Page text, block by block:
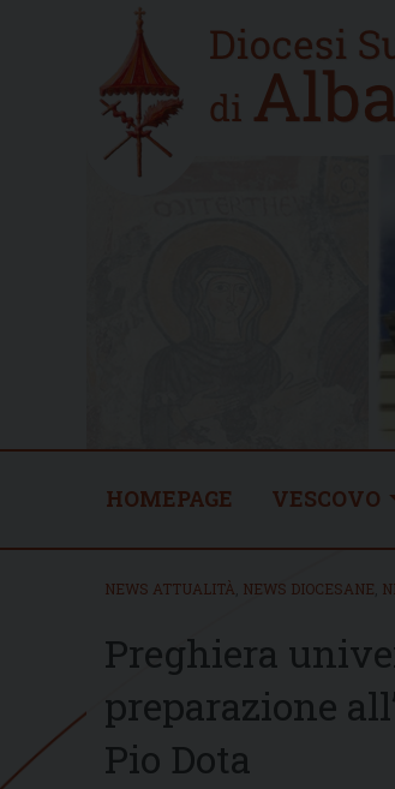
Home
new
HOMEPAGE VESCOVO
NEWS ATTUALITÀ NEWS DIOCESANE
Preghiera
preparazione
Pio Dota